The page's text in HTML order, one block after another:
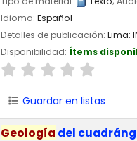
Idioma: Español
Detalles de publicación: Lima:
Disponibilidad: Ítems
Guardar en listas
Geología del